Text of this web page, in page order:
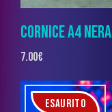
CORNICE A4 NERA
7.00€
ESAURITO